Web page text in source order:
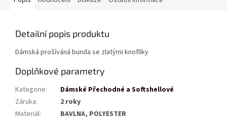
Detailní popis produktu
Dámská prošíváná bunda se zlatými knoflíky
Doplňkové parametry
Kategorie:
Dámské Přechodné a Softshellové
Záruka:
2 roky
Materiál:
BAVLNA, POLYESTER